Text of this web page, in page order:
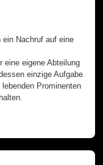
ein Nachruf auf eine
eine eigene Abteilung
einzige Aufgabe
Prominenten